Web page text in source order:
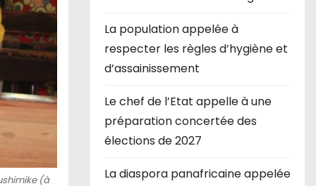
(à
La population appelée à
respecter les règles d’hygiène et
d’assainissement
Le chef de l’Etat appelle à une
préparation concertée des
élections de 2027
La diaspora panafricaine appelée